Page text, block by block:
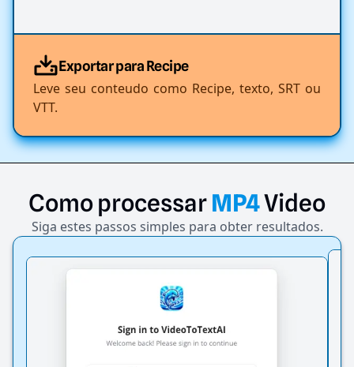
Exportar para Recipe
Leve seu conteudo como Recipe, texto, SRT ou
VTT.
ComoprocessarMP4Video
Siga estes passos simples para obter resultados.